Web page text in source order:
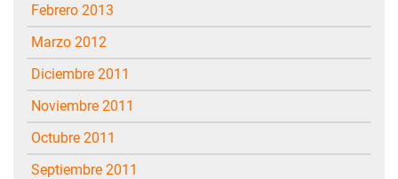
febrero 2013
marzo 2012
diciembre 2011
noviembre 2011
octubre 2011
septiembre 2011